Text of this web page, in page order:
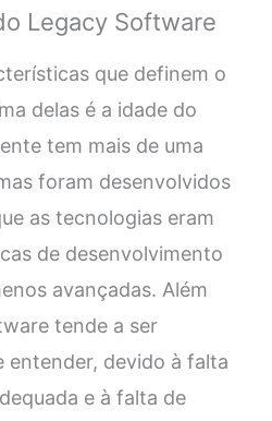
Legacy Software
que definem o
delas é a idade do
tem mais de uma
foram desenvolvidos
as tecnologias eram
de desenvolvimento
avançadas. Além
tende a ser
entender, devido à falta
e à falta de